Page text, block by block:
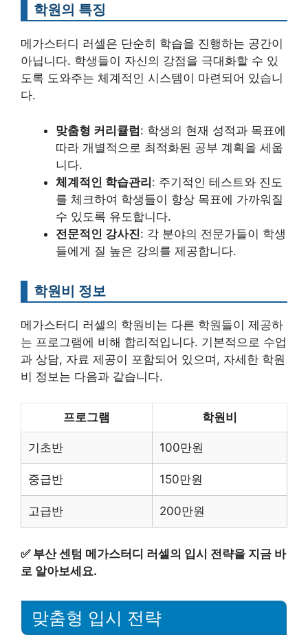
학원의 특징
메가스터디 러셀은 단순히 학습을 진행하는 공간이
아닙니다. 학생들이 자신의 강점을 극대화할 수 있
도록 도와주는 체계적인 시스템이 마련되어 있습니
다.
맞춤형 커리큘럼: 학생의 현재 성적과 목표에
따라 개별적으로 최적화된 공부 계획을 세웁
니다.
체계적인 학습관리: 주기적인 테스트와 진도
를 체크하여 학생들이 항상 목표에 가까워질
수 있도록 유도합니다.
전문적인 강사진: 각 분야의 전문가들이 학생
들에게 질 높은 강의를 제공합니다.
학원비 정보
메가스터디 러셀의 학원비는 다른 학원들이 제공하
는 프로그램에 비해 합리적입니다. 기본적으로 수업
과 상담, 자료 제공이 포함되어 있으며, 자세한 학원
비 정보는 다음과 같습니다.
프로그램 학원비
기초반 100만원
중급반 150만원
고급반 200만원
✅ 부산 센텀 메가스터디 러셀의 입시 전략을 지금 바
로 알아보세요.
맞춤형 입시 전략